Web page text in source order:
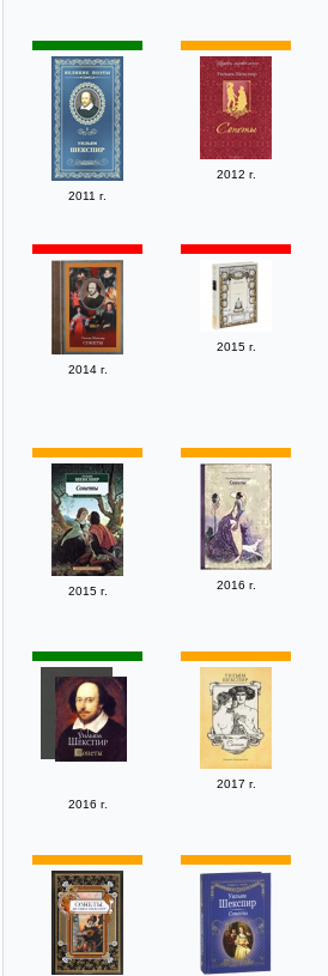
2011 г.
2012 г.
2014 г.
2015 г.
2015 г. 2016 г.
2016 г.
2017 г.